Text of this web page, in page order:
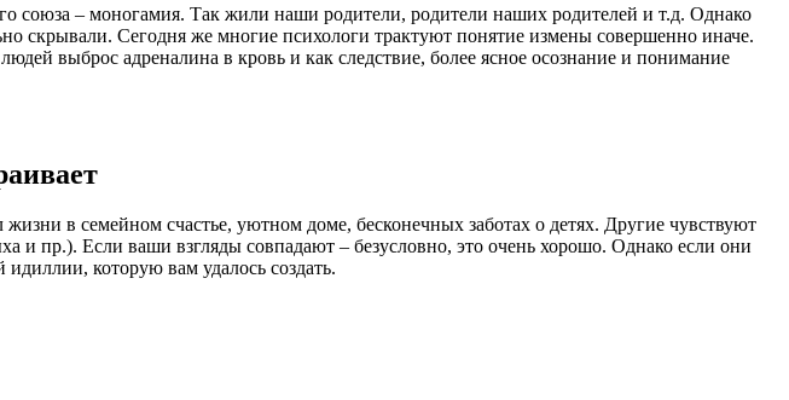
союза – моногамия. Так жили наши родители, родители наших родителей и т.д. Однако
скрывали. Сегодня же многие психологи трактуют понятие измены совершенно иначе.
выброс адреналина в кровь и как следствие, более ясное осознание и понимание
в семейном счастье, уютном доме, бесконечных заботах о детях. Другие чувствуют
и пр.). Если ваши взгляды совпадают – безусловно, это очень хорошо. Однако если они
которую вам удалось создать.